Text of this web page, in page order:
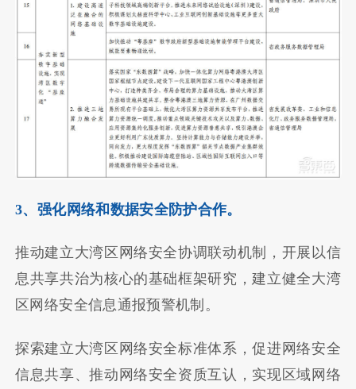
3、强化网络和数据安全防护合作。
推动建立大湾区网络安全协调联动机制，开展以信
息共享共治为核心的基础框架研究，建立健全大湾
区网络安全信息通报预警机制。
探索建立大湾区网络安全标准体系，促进网络安全
信息共享、推动网络安全资质互认，实现区域网络